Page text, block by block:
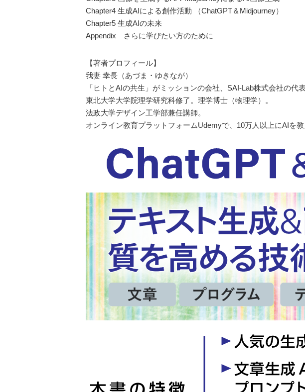
Chapter4 生成AIによる創作活動 （ChatGPT＆Midjourney）
Chapter5 生成AIの未来
Appendix さらに学びたい方のために
【著者プロフィール】
我妻 幸長（あづま・ゆきなが）
「ヒトとAIの共生」がミッションの会社、SAI-Lab株式会社の
東北大学大学院理学研究科修了。理学博士（物理学）。
法政大学デザイン工学部兼任講師。
オンライン教育プラットフォームUdemyで、10万人以上にAIを教